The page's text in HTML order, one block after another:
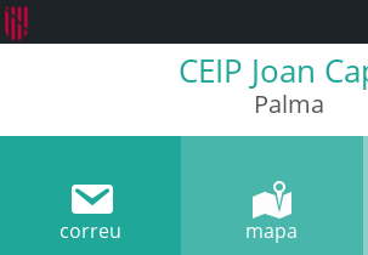
CEIP Joan
Palma
correu mapa